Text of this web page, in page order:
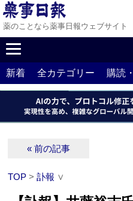
薬のことなら薬事日報ウェブサイト
新着 全カテゴリー 購読
« 前の記事
TOP >訃報 ∨